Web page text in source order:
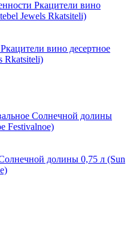
вино десертное
Rkatsiteli)
долины 0,75 л (Sun